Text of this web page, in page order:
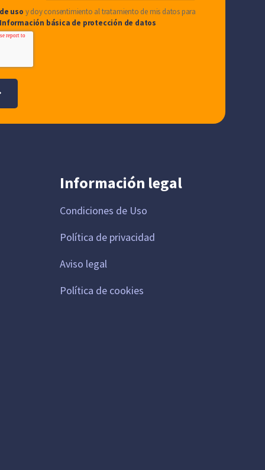
uso y doy consentimiento al tratamiento de mis datos para
Información básica de protección de datos
Información legal
Condiciones de Uso
Política de privacidad
Aviso legal
Política de cookies